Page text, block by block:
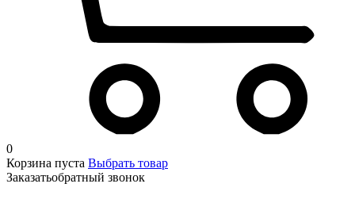
0
Корзина пуста Выбрать товар
Заказатьобратный звонок